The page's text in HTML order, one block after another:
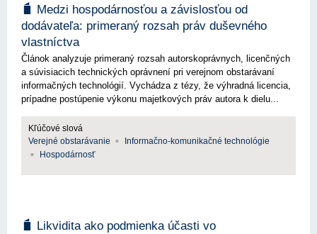
Medzi hospodárnosťou a závislosťou od
dodávateľa: primeraný rozsah práv duševného
vlastníctva
Článok analyzuje primeraný rozsah autorskoprávnych, licenčných
a súvisiacich technických oprávnení pri verejnom obstarávaní
informačných technológií. Vychádza z tézy, že výhradná licencia,
prípadne postúpenie výkonu majetkových práv autora k dielu...
Kľúčové slová
Verejné obstarávanie
Informačno-komunikačné technológie
Hospodárnosť
Likvidita ako podmienka účasti vo